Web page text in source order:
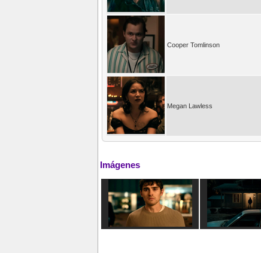
Cooper Tomlinson
Megan Lawless
Imágenes